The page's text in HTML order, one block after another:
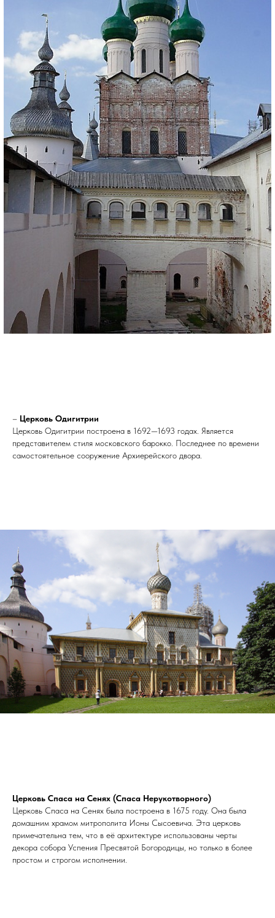
– Церковь Одигитрии
Церковь Одигитрии построена в 1692—1693 годах. Является
представителем стиля московского барокко. Последнее по времени
самостоятельное сооружение Архиерейского двора.
Церковь Спаса на Сенях (Спаса Нерукотворного)
Церковь Спаса на Сенях была построена в 1675 году. Она была
домашним храмом митрополита Ионы Сысоевича. Эта церковь
примечательна тем, что в её архитектуре использованы черты
декора собора Успения Пресвятой Богородицы, но только в более
простом и строгом исполнении.